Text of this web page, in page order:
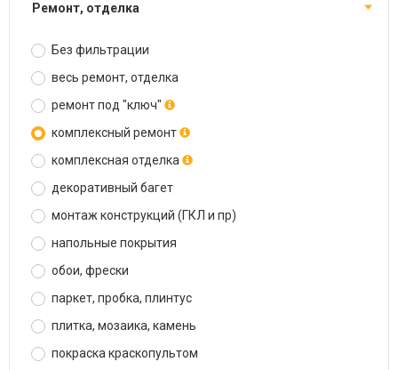
ремонт, отделка
Без фильтрации
весь ремонт, отделка
ремонт под "ключ"
комплексный ремонт
комплексная отделка
декоративный багет
монтаж конструкций (ГКЛ и пр)
напольные покрытия
обои, фрески
паркет, пробка, плинтус
плитка, мозаика, камень
покраска краскопультом